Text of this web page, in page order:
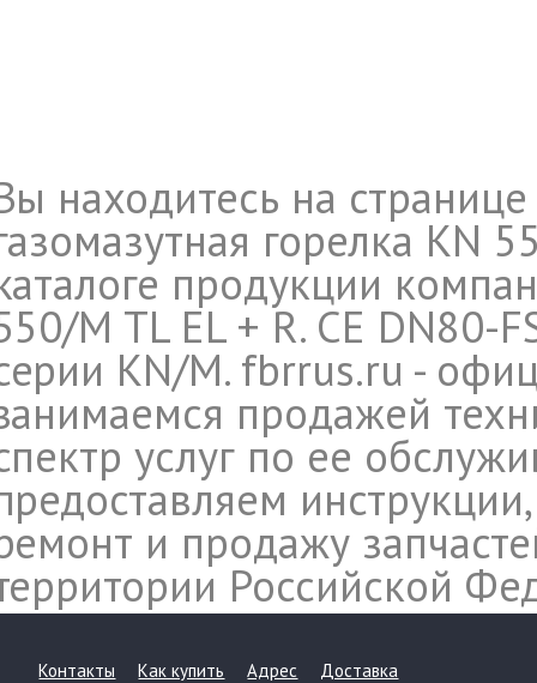
находитесь на
горелка KN
продукции
M TL EL + R. CE DN80-
KN/M. fbrrus.ru -
продажей
услуг по ее
и продажу
Российской
Контакты Как купить Адрес Доставка